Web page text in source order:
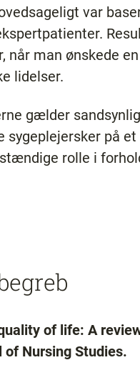
var
når man ønskede en
lidelser.
gælder
på
rolle i
of life: A
Nursing Studies.